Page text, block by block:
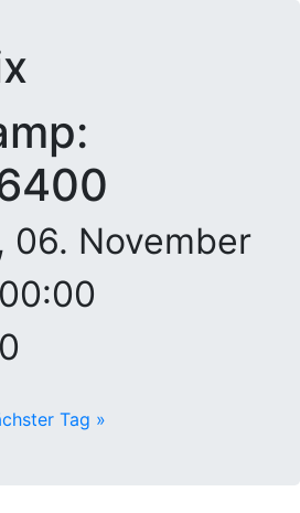
06. November
Tag »